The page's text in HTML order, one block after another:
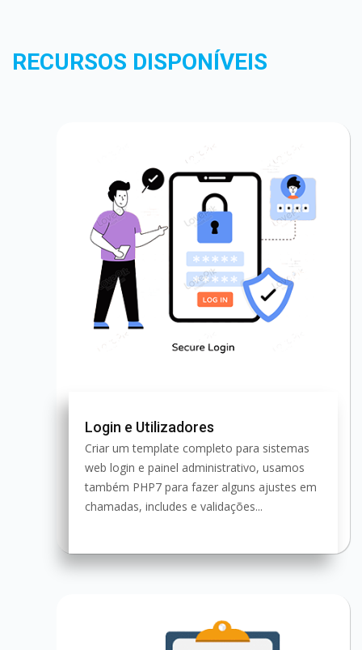
RECURSOS DISPONÍVEIS
Login e Utilizadores
Criar um template completo para sistemas
web login e painel administrativo, usamos
também PHP7 para fazer alguns ajustes em
chamadas, includes e validações...